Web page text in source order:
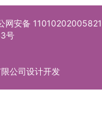
网安备 11010202005821
号
公司设计开发